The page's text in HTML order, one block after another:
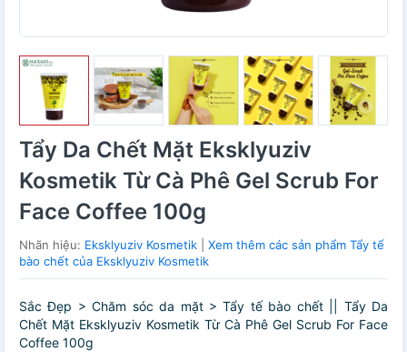
Tẩy Da Chết Mặt Eksklyuziv
Kosmetik Từ Cà Phê Gel Scrub For
Face Coffee 100g
Nhãn hiệu: Eksklyuziv Kosmetik
Xem thêm các sản phẩm Tẩy tế
bào chết của Eksklyuziv Kosmetik
Sắc Đẹp > Chăm sóc da mặt > Tẩy tế bào chết || Tẩy Da
Chết Mặt Eksklyuziv Kosmetik Từ Cà Phê Gel Scrub For Face
Coffee 100g